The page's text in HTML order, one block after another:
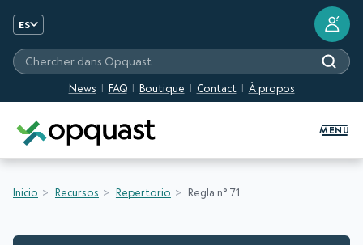
ES
News FAQ Boutique Contact À propos
Chercher dans Opquast
?
MENU
Inicio Recursos Repertorio Regla n° 71